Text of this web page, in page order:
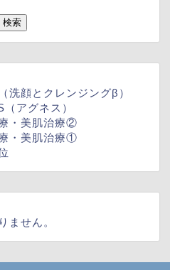
検索
洗顔とクレンジングβ）
アグネス）
・美肌治療②
・美肌治療①
ません。